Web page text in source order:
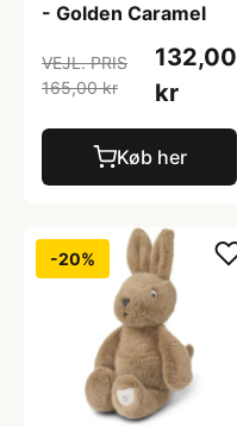
- Golden Caramel
VEJL. PRIS
165,00 kr
132,00
kr
Køb her
-20%